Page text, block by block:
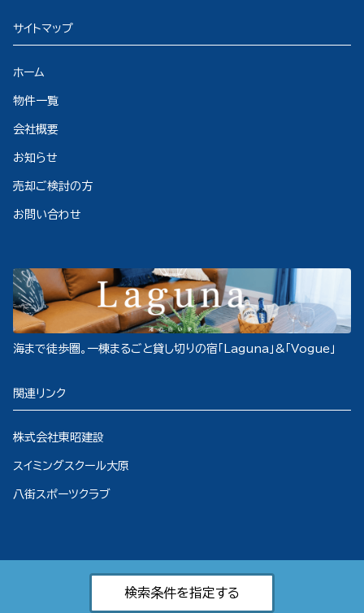
検索条件を指定する
サイトマップ
ホーム
物件一覧
会社概要
お知らせ
売却ご検討の方
お問い合わせ
海まで徒歩圏。一棟まるごと貸し切りの宿「Laguna」&「Vogue」
関連リンク
株式会社東昭建設
スイミングスクール大原
八街スポーツクラブ